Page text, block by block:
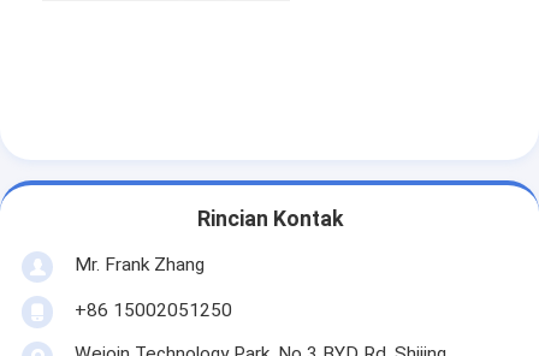
Rincian Kontak
Mr. Frank Zhang
+86 15002051250